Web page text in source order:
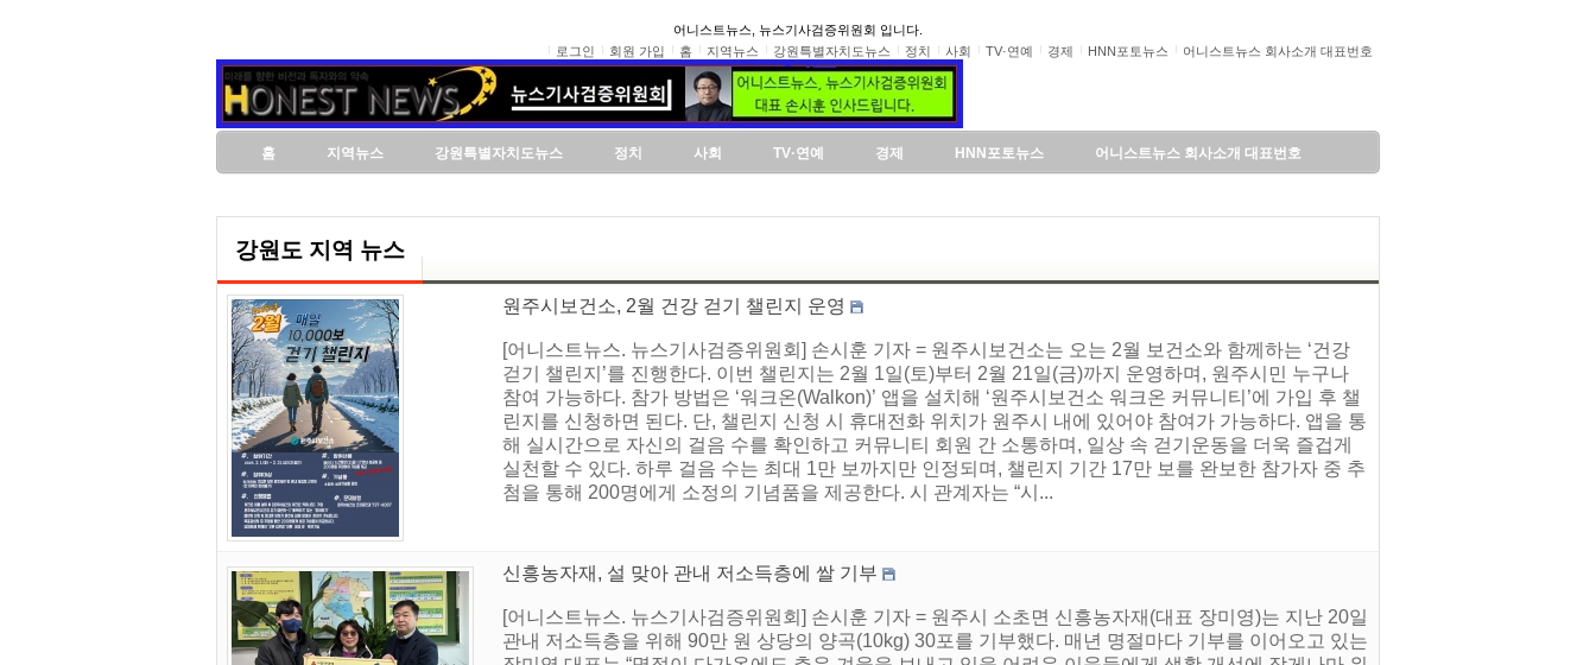
어니스트뉴스, 뉴스기사검증위원회 입니다.
로그인
회원 가입 홈 지역뉴스 강원특별자치도뉴스 정치 사회 TV·연예 경제 HNN포토뉴스 어니스트뉴스 회사소개 대표번호
홈 지역뉴스 강원특별자치도뉴스 정치 사회 TV·연예 경제 HNN포토뉴스 어니스트뉴스 회사소개 대표번호
강원도 지역 뉴스
원주시보건소, 2월 건강 걷기 챌린지 운영
[어니스트뉴스. 뉴스기사검증위원회] 손시훈 기자 = 원주시보건소는 오는 2월 보건소와 함께하는 ‘건강
걷기 챌린지’를 진행한다. 이번 챌린지는 2월 1일(토)부터 2월 21일(금)까지 운영하며, 원주시민 누구나
참여 가능하다. 참가 방법은 ‘워크온(Walkon)’ 앱을 설치해 ‘원주시보건소 워크온 커뮤니티’에 가입 후 챌
린지를 신청하면 된다. 단, 챌린지 신청 시 휴대전화 위치가 원주시 내에 있어야 참여가 가능하다. 앱을 통
해 실시간으로 자신의 걸음 수를 확인하고 커뮤니티 회원 간 소통하며, 일상 속 걷기운동을 더욱 즐겁게
실천할 수 있다. 하루 걸음 수는 최대 1만 보까지만 인정되며, 챌린지 기간 17만 보를 완보한 참가자 중 추
첨을 통해 200명에게 소정의 기념품을 제공한다. 시 관계자는 “시...
신흥농자재, 설 맞아 관내 저소득층에 쌀 기부
[어니스트뉴스. 뉴스기사검증위원회] 손시훈 기자 = 원주시 소초면 신흥농자재(대표 장미영)는 지난 20일
관내 저소득층을 위해 90만 원 상당의 양곡(10kg) 30포를 기부했다. 매년 명절마다 기부를 이어오고 있는